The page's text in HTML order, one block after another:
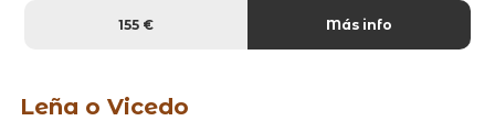
155 € Más info
Leña o Vicedo